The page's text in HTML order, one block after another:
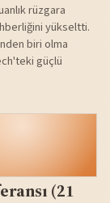
rüzgara
yükseltti.
biri olma
güçlü
(21